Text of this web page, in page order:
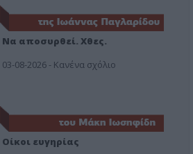
Να αποσυρθεί. Χθες.
03-08-2026 - Κανένα σχόλιο
Οίκοι ευγηρίας